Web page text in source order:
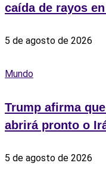
caída de rayos
5 de agosto de 2026
Mundo
Trump afirma
abrirá pronto o
5 de agosto de 2026